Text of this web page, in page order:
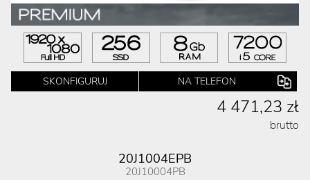
SKONFIGURUJ NA TELEFON
4 471,23 zł
brutto
20J1004EPB
20J10004PB